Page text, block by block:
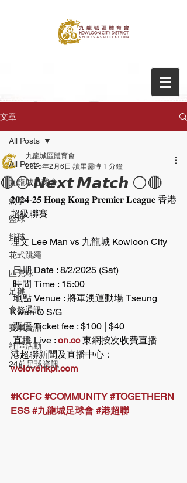
文章
All Posts
九龍城足球會
劍擊
籃球
排球
花式跳繩
匹克球
足毽
會務通訊
賽事資訊
社區活動
24前足球資訊
All Posts
🔴⚪️ 𝙉𝙚𝙭𝙩 𝙈𝙖𝙩𝙘𝙝 ⚪️🔴
九龍城區體育會
2025年2月6日 讀畢需時 1 分鐘
𝟐𝟎𝟐𝟒-𝟐𝟓 𝐇𝐨𝐧𝐠 𝐊𝐨𝐧𝐠 𝐏𝐫𝐞𝐦𝐢𝐞𝐫 𝐋𝐞𝐚𝐠𝐮𝐞 香港
超級聯賽
理文 Lee Man vs 九龍城 Kowloon City
日期 Date : 8/2/2025 (Sat)
時間 Time : 15:00
地點 Venue : 將軍澳運動場 Tseung
Kwan O S/G
票價 Ticket fee : $100 | $40
直播 Live : on.cc 東網按次收費直播
港超聯新聞及直播中心：
welovehkpl.com
#KCFC #COMMUNITY #TOGETHERN
ESS #九龍城足球會 #港超聯